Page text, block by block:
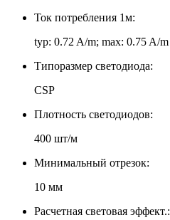
Ток потребления 1м:
typ: 0.72 A/m; max: 0.75 A/m
Типоразмер светодиода:
CSP
Плотность светодиодов:
400 шт/м
Минимальный отрезок:
10 мм
Расчетная световая эффект.: